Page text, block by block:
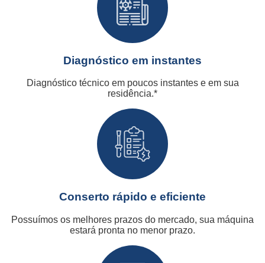
Diagnóstico em instantes
Diagnóstico técnico em poucos instantes e em sua
residência.*
Conserto rápido e eficiente
Possuímos os melhores prazos do mercado, sua máquina
estará pronta no menor prazo.